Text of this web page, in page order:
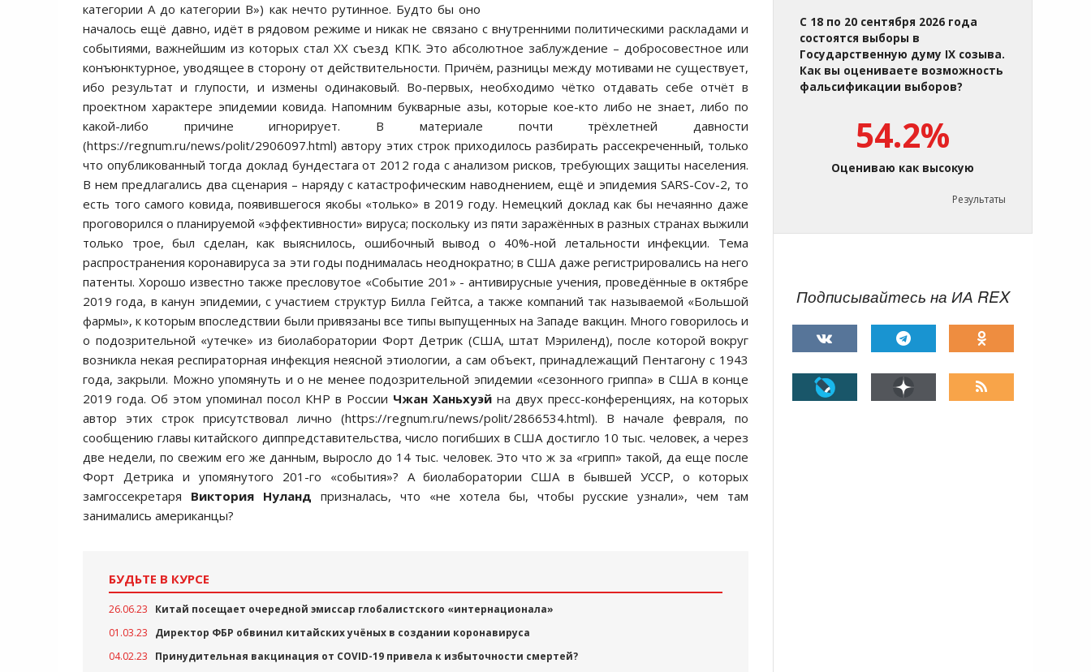
категории A до категории B») как нечто рутинное. Будто бы оно
началось ещё давно, идёт в рядовом режиме и никак не связано с внутренними политическими раскладами и
событиями, важнейшим из которых стал XX съезд КПК. Это абсолютное заблуждение – добросовестное или
конъюнктурное, уводящее в сторону от действительности. Причём, разницы между мотивами не существует,
ибо результат и глупости, и измены одинаковый. Во-первых, необходимо чётко отдавать себе отчёт в
проектном характере эпидемии ковида. Напомним букварные азы, которые кое-кто либо не знает, либо по
какой-либо причине игнорирует. В материале почти трёхлетней давности
(https://regnum.ru/news/polit/2906097.html) автору этих строк приходилось разбирать рассекреченный, только
что опубликованный тогда доклад бундестага от 2012 года с анализом рисков, требующих защиты населения.
В нем предлагались два сценария – наряду с катастрофическим наводнением, ещё и эпидемия SARS-Cov-2, то
есть того самого ковида, появившегося якобы «только» в 2019 году. Немецкий доклад как бы нечаянно даже
проговорился о планируемой «эффективности» вируса; поскольку из пяти заражённых в разных странах выжили
только трое, был сделан, как выяснилось, ошибочный вывод о 40%-ной летальности инфекции. Тема
распространения коронавируса за эти годы поднималась неоднократно; в США даже регистрировались на него
патенты. Хорошо известно также пресловутое «Событие 201» - антивирусные учения, проведённые в октябре
2019 года, в канун эпидемии, с участием структур Билла Гейтса, а также компаний так называемой «Большой
фармы», к которым впоследствии были привязаны все типы выпущенных на Западе вакцин. Много говорилось и
о подозрительной «утечке» из биолаборатории Форт Детрик (США, штат Мэриленд), после которой вокруг
возникла некая респираторная инфекция неясной этиологии, а сам объект, принадлежащий Пентагону с 1943
года, закрыли. Можно упомянуть и о не менее подозрительной эпидемии «сезонного гриппа» в США в конце
2019 года. Об этом упоминал посол КНР в России Чжан Ханьхуэй на двух пресс-конференциях, на которых
автор этих строк присутствовал лично (https://regnum.ru/news/polit/2866534.html). В начале февраля, по
сообщению главы китайского диппредставительства, число погибших в США достигло 10 тыс. человек, а через
две недели, по свежим его же данным, выросло до 14 тыс. человек. Это что ж за «грипп» такой, да еще после
Форт Детрика и упомянутого 201-го «события»? А биолаборатории США в бывшей УССР, о которых
замгоссекретаря Виктория Нуланд призналась, что «не хотела бы, чтобы русские узнали», чем там
занимались американцы?
БУДЬТЕ В КУРСЕ
26.06.23
Китай посещает очередной эмиссар глобалистского «интернационала»
01.03.23
Директор ФБР обвинил китайских учёных в создании коронавируса
04.02.23
Принудительная вакцинация от COVID-19 привела к избыточности смертей?
С 18 по 20 сентября 2026 года
состоятся выборы в
Государственную думу IX созыва.
Как вы оцениваете возможность
фальсификации выборов?
54.2%
Оцениваю как высокую
Результаты
Подписывайтесь на ИА REX